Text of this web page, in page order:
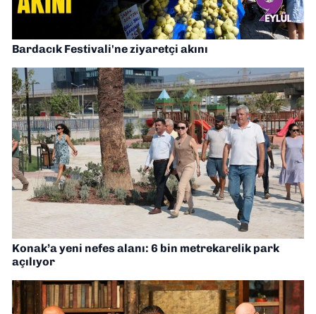
Bardacık Festivali'ne ziyaretçi akını
Konak’a yeni nefes alanı: 6 bin metrekarelik park
açılıyor